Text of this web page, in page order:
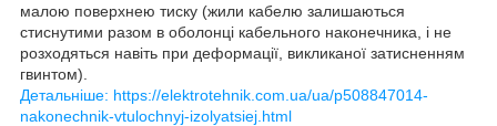
малою поверхнею тиску (жили кабелю залишаються
стиснутими разом в оболонці кабельного наконечника, і не
розходяться навіть при деформації, викликаної затисненням
гвинтом).
Детальніше: https://elektrotehnik.com.ua/ua/p508847014-
nakonechnik-vtulochnyj-izolyatsiej.html